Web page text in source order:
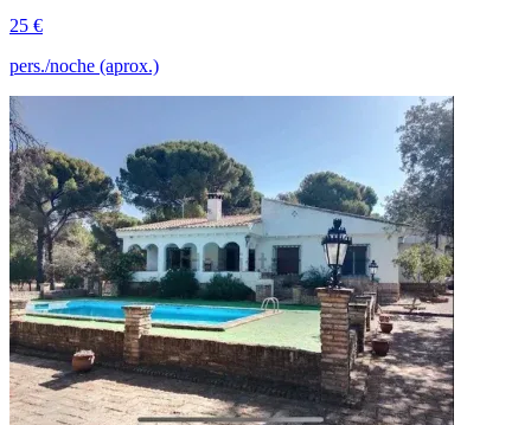
25 €
pers./noche (aprox.)